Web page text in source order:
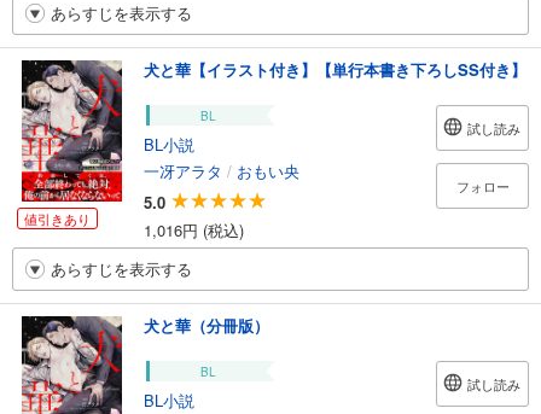
あらすじを表示する
値引きあり
犬と華【イラスト付き】【単行本書き下ろしSS付き】
BL
BL小説
一冴アラタ / おもい央
5.0
1,016円 (税込)
試し読み
フォロー
あらすじを表示する
犬と華（分冊版）
BL
BL小説
試し読み